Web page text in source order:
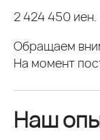
2 424 450 иен.
Обращаем
На момент
Наш